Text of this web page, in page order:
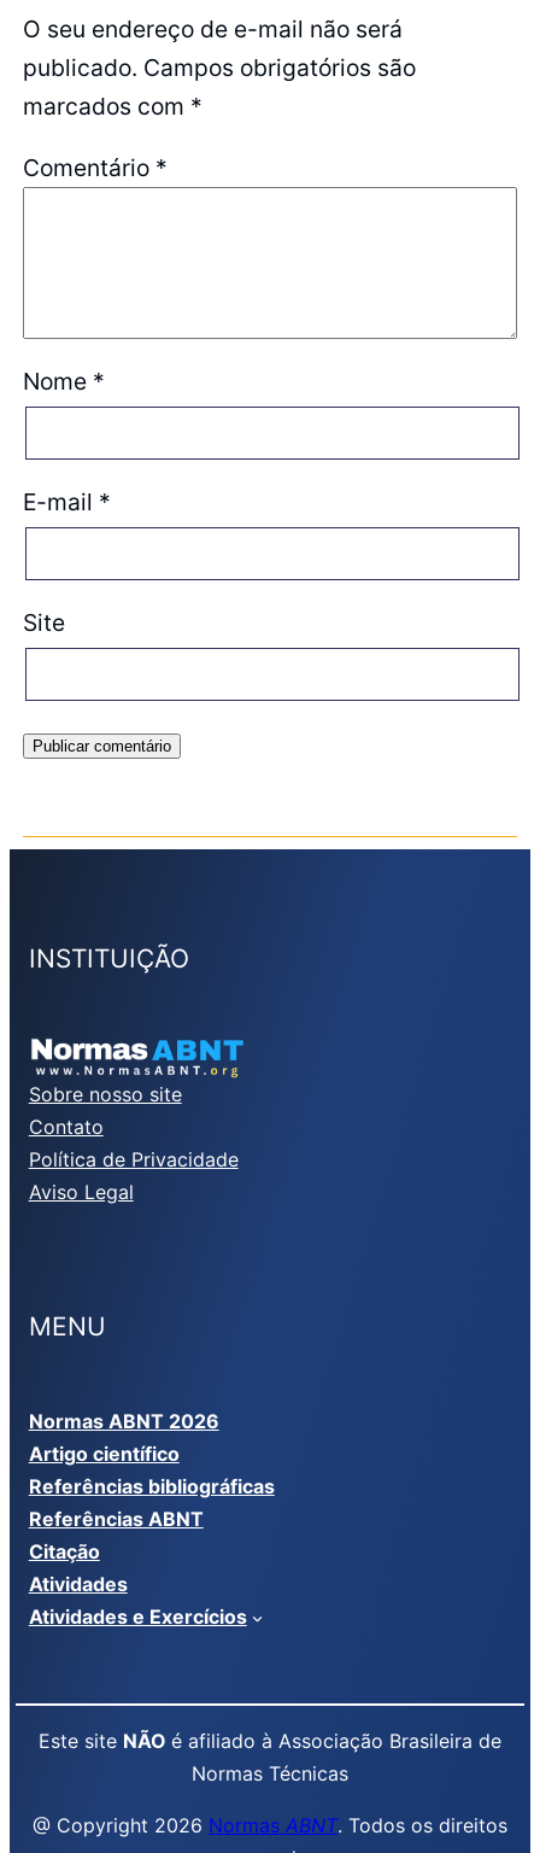
O seu endereço de e-mail não será
publicado. Campos obrigatórios são
marcados com *
Comentário *
Nome *
E-mail *
Site
INSTITUIÇÃO
Sobre nosso site
Contato
Política de Privacidade
Aviso Legal
MENU
Normas ABNT 2026
Artigo científico
Referências bibliográficas
Referências ABNT
Citação
Atividades
Atividades e Exercícios
Este site NÃO é afiliado à Associação Brasileira de
Normas Técnicas
@ Copyright 2026 Normas ABNT. Todos os direitos